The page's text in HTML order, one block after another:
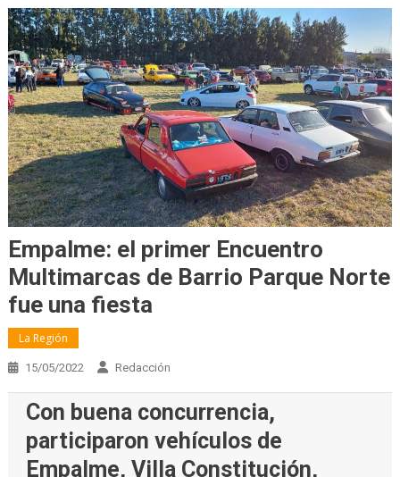
Empalme: el primer Encuentro
Multimarcas de Barrio Parque Norte
fue una fiesta
La Región
15/05/2022 Redacción
Con buena concurrencia,
participaron vehículos de
Empalme, Villa Constitución,